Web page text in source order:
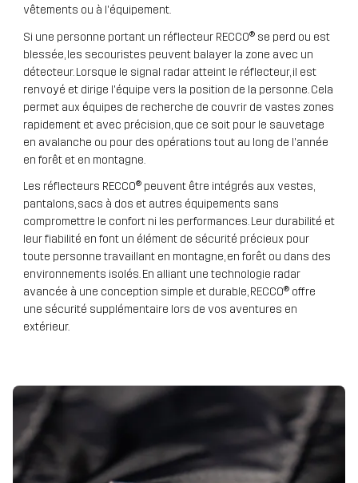
vêtements ou à l'équipement.
Si une personne portant un réflecteur RECCO® se perd ou est
blessée, les secouristes peuvent balayer la zone avec un
détecteur. Lorsque le signal radar atteint le réflecteur, il est
renvoyé et dirige l'équipe vers la position de la personne. Cela
permet aux équipes de recherche de couvrir de vastes zones
rapidement et avec précision, que ce soit pour le sauvetage
en avalanche ou pour des opérations tout au long de l'année
en forêt et en montagne.
Les réflecteurs RECCO® peuvent être intégrés aux vestes,
pantalons, sacs à dos et autres équipements sans
compromettre le confort ni les performances. Leur durabilité et
leur fiabilité en font un élément de sécurité précieux pour
toute personne travaillant en montagne, en forêt ou dans des
environnements isolés. En alliant une technologie radar
avancée à une conception simple et durable, RECCO® offre
une sécurité supplémentaire lors de vos aventures en
extérieur.